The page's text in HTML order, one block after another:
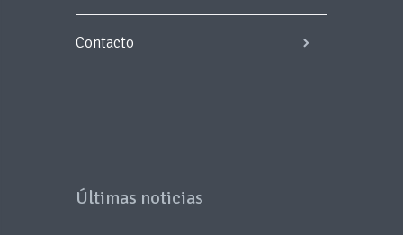
Contacto
Últimas noticias